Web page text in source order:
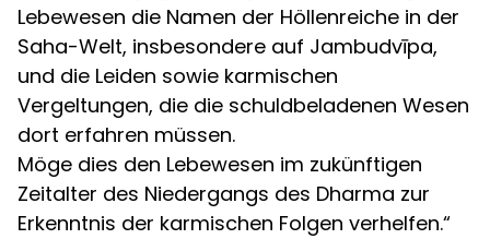
Lebewesen die Namen der Höllenreiche in der
Saha-Welt, insbesondere auf Jambudvīpa,
und die Leiden sowie karmischen
Vergeltungen, die die schuldbeladenen Wesen
dort erfahren müssen.
Möge dies den Lebewesen im zukünftigen
Zeitalter des Niedergangs des Dharma zur
Erkenntnis der karmischen Folgen verhelfen.“